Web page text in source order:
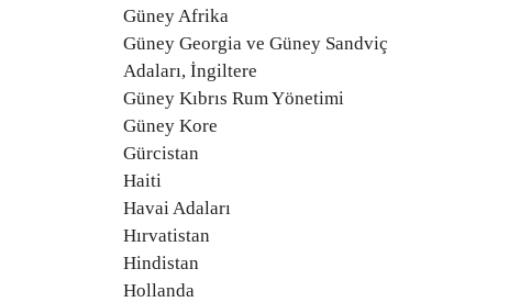
Güney Afrika
Güney Georgia ve Güney Sandviç
Adaları, İngiltere
Güney Kıbrıs Rum Yönetimi
Güney Kore
Gürcistan
Haiti
Havai Adaları
Hırvatistan
Hindistan
Hollanda